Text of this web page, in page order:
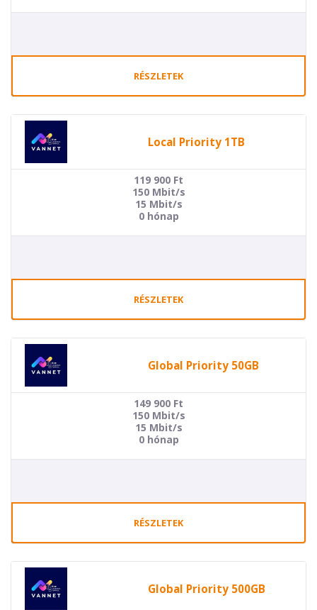
RÉSZLETEK
Local Priority 1TB
119 900 Ft
150 Mbit/s
15 Mbit/s
0 hónap
RÉSZLETEK
Global Priority 50GB
149 900 Ft
150 Mbit/s
15 Mbit/s
0 hónap
RÉSZLETEK
Global Priority 500GB